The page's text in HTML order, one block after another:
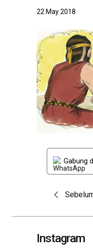
22 May 2018
Gabung
Post
Instagram